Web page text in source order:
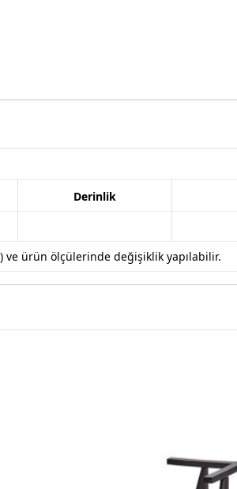
Derinlik
ve ürün ölçülerinde değişiklik yapılabilir.